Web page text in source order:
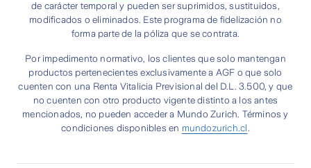
de carácter temporal y pueden ser suprimidos, sustituidos,
modificados o eliminados. Este programa de fidelización no
forma parte de la póliza que se contrata.
Por impedimento normativo, los clientes que solo mantengan
productos pertenecientes exclusivamente a AGF o que solo
cuenten con una Renta Vitalicia Previsional del D.L. 3.500, y que
no cuenten con otro producto vigente distinto a los antes
mencionados, no pueden acceder a Mundo Zurich. Términos y
condiciones disponibles en mundozurich.cl.